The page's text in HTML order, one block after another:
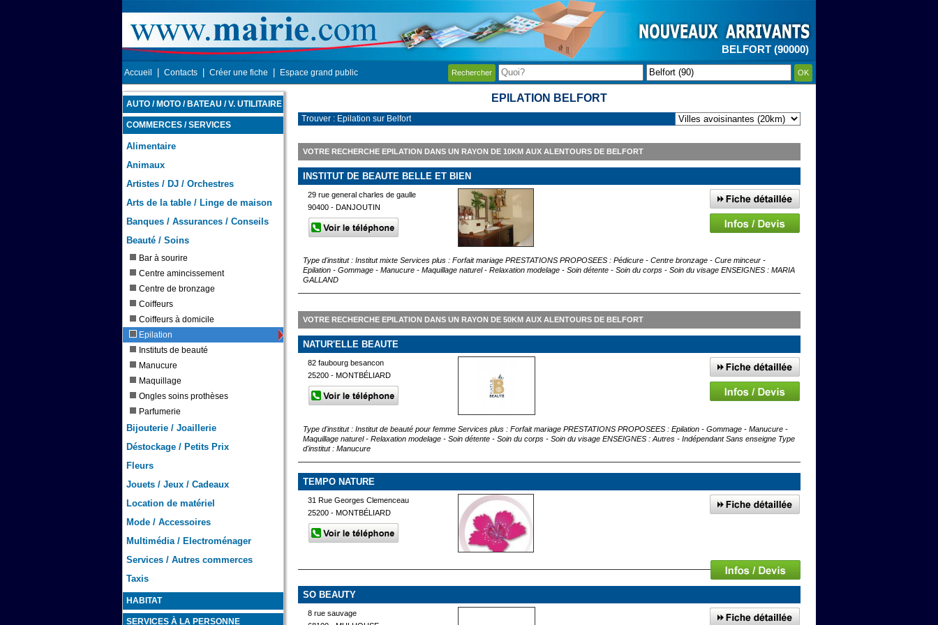
BELFORT (90000)
Accueil Contacts Créer une fiche Espace grand public Rechercher OK
AUTO / MOTO / BATEAU / V. UTILITAIRE
COMMERCES / SERVICES
Alimentaire
Animaux
Artistes / DJ / Orchestres
Arts de la table / Linge de maison
Banques / Assurances / Conseils
Beauté / Soins
Bar à sourire
Centre amincissement
Centre de bronzage
Coiffeurs
Coiffeurs à domicile
Epilation
Instituts de beauté
Manucure
Maquillage
Ongles soins prothèses
Parfumerie
Bijouterie / Joaillerie
Déstockage / Petits Prix
Fleurs
Jouets / Jeux / Cadeaux
Location de matériel
Mode / Accessoires
Multimédia / Electroménager
Services / Autres commerces
Taxis
HABITAT
SERVICES À LA PERSONNE
EPILATION BELFORT
Trouver : Epilation sur Belfort
VOTRE RECHERCHE EPILATION DANS UN RAYON DE 10KM AUX ALENTOURS DE BELFORT
INSTITUT DE BEAUTE BELLE ET BIEN
29 rue general charles de gaulle
90400 - DANJOUTIN
Type d'institut : Institut mixte Services plus : Forfait mariage PRESTATIONS PROPOSEES : Pédicure - Centre bronzage - Cure minceur -
Epilation - Gommage - Manucure - Maquillage naturel - Relaxation modelage - Soin détente - Soin du corps - Soin du visage ENSEIGNES : MARIA
GALLAND
VOTRE RECHERCHE EPILATION DANS UN RAYON DE 50KM AUX ALENTOURS DE BELFORT
NATUR'ELLE BEAUTE
82 faubourg besancon
25200 - MONTBÉLIARD
Type d'institut : Institut de beauté pour femme Services plus : Forfait mariage PRESTATIONS PROPOSEES : Epilation - Gommage - Manucure -
Maquillage naturel - Relaxation modelage - Soin détente - Soin du corps - Soin du visage ENSEIGNES : Autres - Indépendant Sans enseigne Type
d'institut : Manucure
TEMPO NATURE
31 Rue Georges Clemenceau
25200 - MONTBÉLIARD
SO BEAUTY
8 rue sauvage